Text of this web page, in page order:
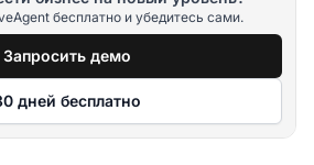
бесплатно и убедитесь сами.
Запросить демо
дней бесплатно